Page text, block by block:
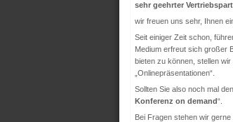
sehr geehrter
wir freuen uns sehr, Ihnen
Seit einiger Zeit schon,
Medium erfreut sich großer
bieten zu können, stellen
„Onlinepräsentationen“.
Sollten Sie also noch mal
Konferenz on demand“.
Bei Fragen stehen wir gerne